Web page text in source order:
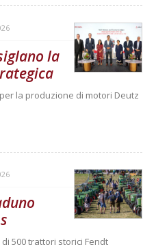
la
la produzione di motori Deutz
500 trattori storici Fendt